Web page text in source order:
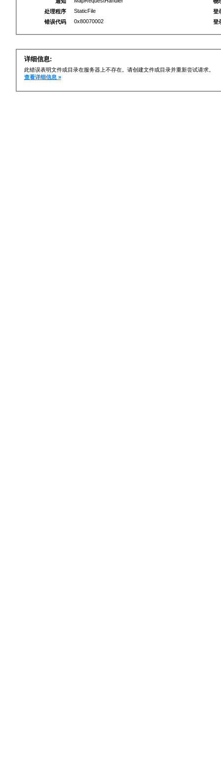
处理程序
StaticFile
错误代码
0x80070002
登
登
详细信息:
此错误表明文件或目录在服务器上不存在。请创建文件或目录并重新尝试请求。
查看详细信息 »